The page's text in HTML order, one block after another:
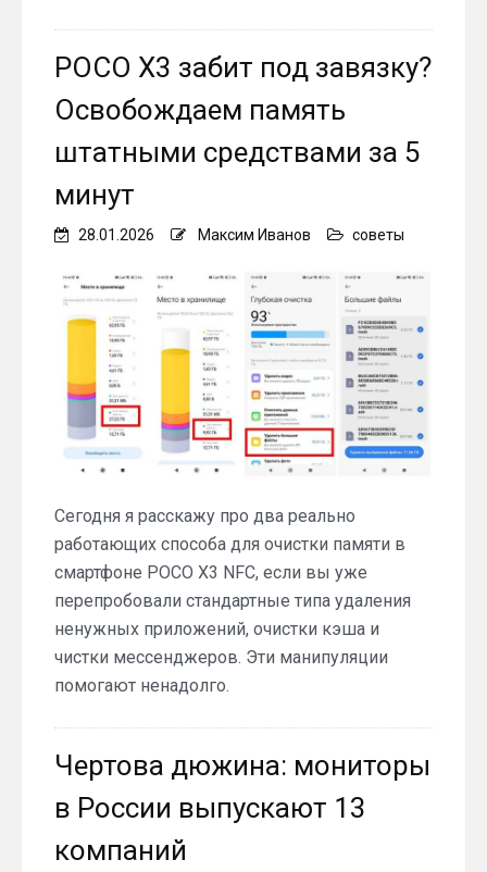
POCO X3 забит под завязку?
Освобождаем память
штатными средствами за 5
минут
28.01.2026 Максим Иванов советы
Сегодня я расскажу про два реально
работающих способа для очистки памяти в
смартфоне POCO X3 NFC, если вы уже
перепробовали стандартные типа удаления
ненужных приложений, очистки кэша и
чистки мессенджеров. Эти манипуляции
помогают ненадолго.
Чертова дюжина: мониторы
в России выпускают 13
компаний